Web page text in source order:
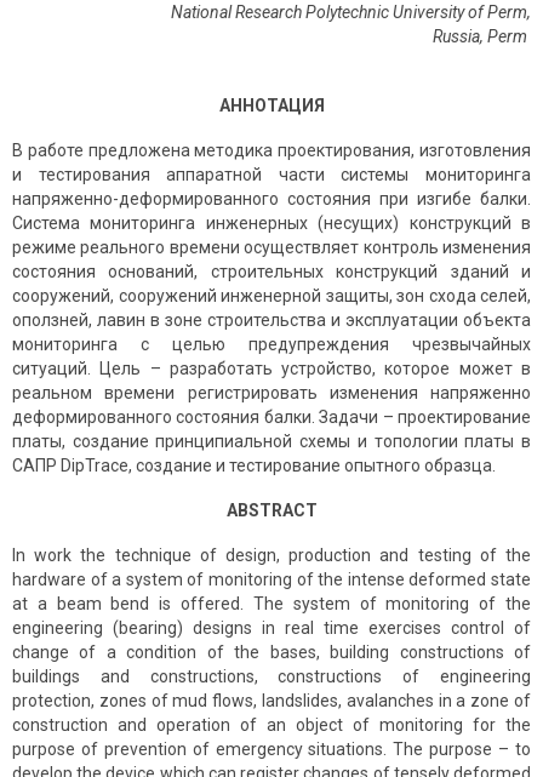
National Research Polytechnic University of Perm,
Russia, Perm
АННОТАЦИЯ
В работе предложена методика проектирования, изготовления
и тестирования аппаратной части системы мониторинга
напряженно-деформированного состояния при изгибе балки.
Система мониторинга инженерных (несущих) конструкций в
режиме реального времени осуществляет контроль изменения
состояния оснований, строительных конструкций зданий и
сооружений, сооружений инженерной защиты, зон схода селей,
оползней, лавин в зоне строительства и эксплуатации объекта
мониторинга с целью предупреждения чрезвычайных
ситуаций. Цель – разработать устройство, которое может в
реальном времени регистрировать изменения напряженно
деформированного состояния балки. Задачи – проектирование
платы, создание принципиальной схемы и топологии платы в
САПР DipTrace, создание и тестирование опытного образца.
ABSTRACT
In work the technique of design, production and testing of the
hardware of a system of monitoring of the intense deformed state
at a beam bend is offered. The system of monitoring of the
engineering (bearing) designs in real time exercises control of
change of a condition of the bases, building constructions of
buildings and constructions, constructions of engineering
protection, zones of mud flows, landslides, avalanches in a zone of
construction and operation of an object of monitoring for the
purpose of prevention of emergency situations. The purpose – to